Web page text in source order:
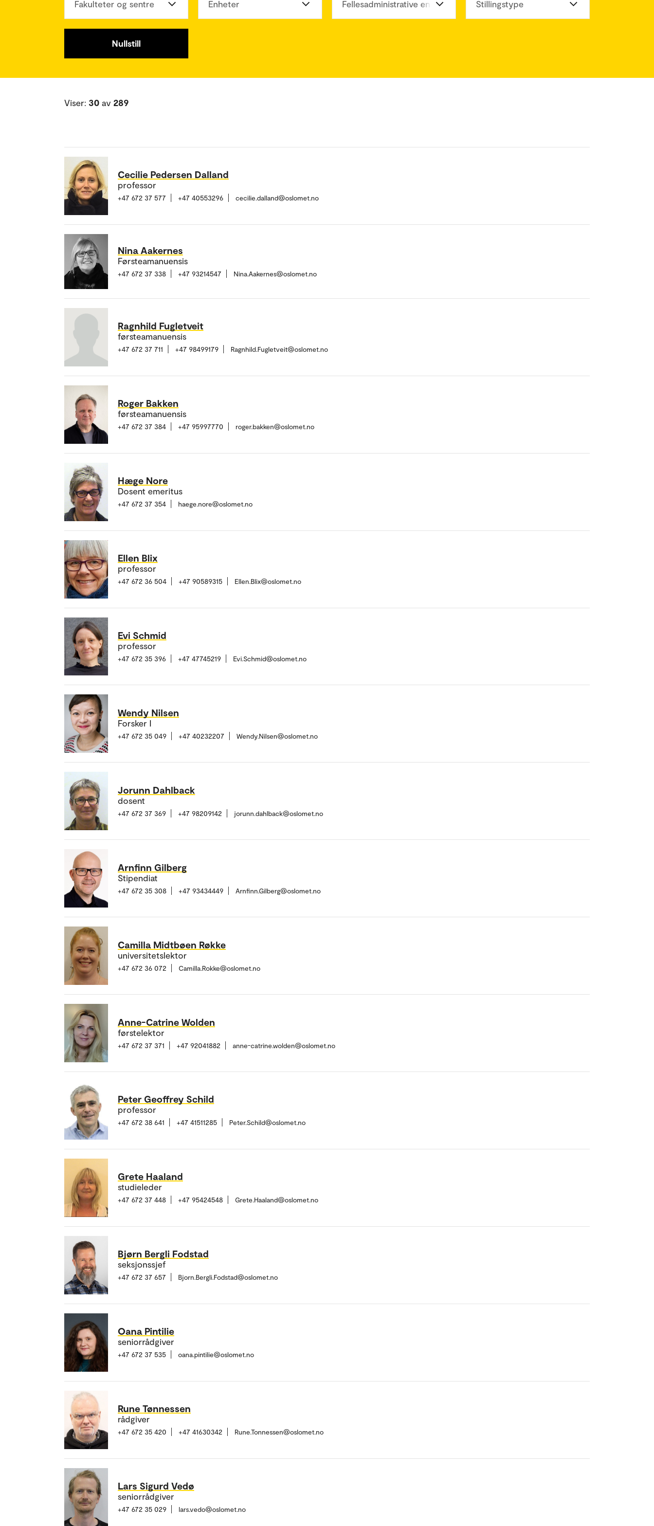
Fakulteter og sentre Enheter Fellesadministrative enheter Stillingstype
Nullstill
Viser: 30 av 289
Cecilie Pedersen Dalland
professor
+47 672 37 577 +47 40553296 cecilie.dalland@oslomet.no
Nina Aakernes
Førsteamanuensis
+47 672 37 338 +47 93214547 Nina.Aakernes@oslomet.no
Ragnhild Fugletveit
førsteamanuensis
+47 672 37 711 +47 98499179 Ragnhild.Fugletveit@oslomet.no
Roger Bakken
førsteamanuensis
+47 672 37 384 +47 95997770 roger.bakken@oslomet.no
Hæge Nore
Dosent emeritus
+47 672 37 354 haege.nore@oslomet.no
Ellen Blix
professor
+47 672 36 504 +47 90589315 Ellen.Blix@oslomet.no
Evi Schmid
professor
+47 672 35 396 +47 47745219 Evi.Schmid@oslomet.no
Wendy Nilsen
Forsker I
+47 672 35 049 +47 40232207 Wendy.Nilsen@oslomet.no
Jorunn Dahlback
dosent
+47 672 37 369 +47 98209142 jorunn.dahlback@oslomet.no
Arnfinn Gilberg
Stipendiat
+47 672 35 308 +47 93434449 Arnfinn.Gilberg@oslomet.no
Camilla Midtbøen Røkke
universitetslektor
+47 672 36 072 Camilla.Rokke@oslomet.no
Anne-Catrine Wolden
førstelektor
+47 672 37 371 +47 92041882 anne-catrine.wolden@oslomet.no
Peter Geoffrey Schild
professor
+47 672 38 641 +47 41511285 Peter.Schild@oslomet.no
Grete Haaland
studieleder
+47 672 37 448 +47 95424548 Grete.Haaland@oslomet.no
Bjørn Bergli Fodstad
seksjonssjef
+47 672 37 657 Bjorn.Bergli.Fodstad@oslomet.no
Oana Pintilie
seniorrådgiver
+47 672 37 535 oana.pintilie@oslomet.no
Rune Tønnessen
rådgiver
+47 672 35 420 +47 41630342 Rune.Tonnessen@oslomet.no
Lars Sigurd Vedø
seniorrådgiver
+47 672 35 029 lars.vedo@oslomet.no